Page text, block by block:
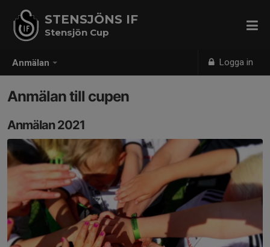
Anmälan Logga in
STENSJÖNS IF
Stensjön Cup
Anmälan till cupen
Anmälan 2021